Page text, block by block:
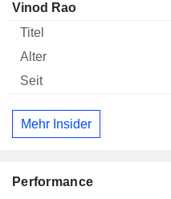
Performance
Vinod Rao
Mehr Insider